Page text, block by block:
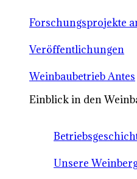
Forschungsprojekte
Veröffentlichungen
Weinbaubetrieb Antes
Einblick in den
Unsere